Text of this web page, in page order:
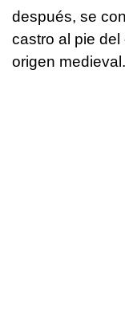
después, se
castro al pie
origen medieval.